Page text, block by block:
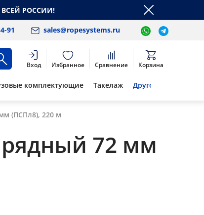
РОССИИ!
91 sales@ropesystems.ru
Вход Избранное Сравнение Корзина
комплектующие Такелаж Другое
(ПСПл8), 220 м
72 мм